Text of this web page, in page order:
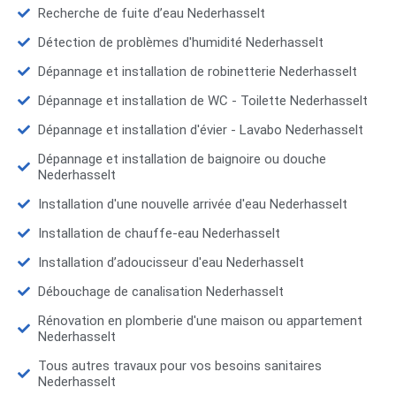
Recherche de fuite d’eau Nederhasselt
Détection de problèmes d'humidité Nederhasselt
Dépannage et installation de robinetterie Nederhasselt
Dépannage et installation de WC - Toilette Nederhasselt
Dépannage et installation d'évier - Lavabo Nederhasselt
Dépannage et installation de baignoire ou douche
Nederhasselt
Installation d'une nouvelle arrivée d'eau Nederhasselt
Installation de chauffe-eau Nederhasselt
Installation d’adoucisseur d'eau Nederhasselt
Débouchage de canalisation Nederhasselt
Rénovation en plomberie d'une maison ou appartement
Nederhasselt
Tous autres travaux pour vos besoins sanitaires
Nederhasselt